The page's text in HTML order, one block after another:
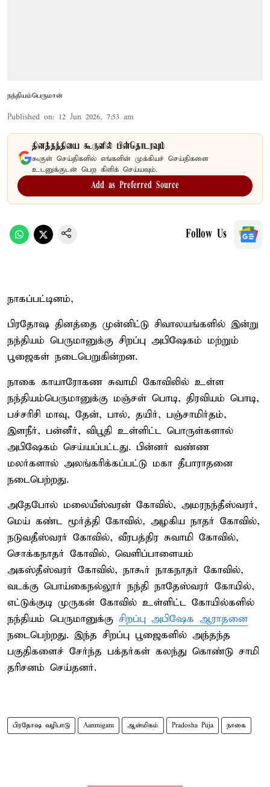
நந்தியம்பெருமான்
Published on: 12 Jun 2026, 7:53 am
தினத்தந்தியை கூகுளில் பின்தொடரவும்
கூகுள் செய்திகளில் எங்களின் முக்கியச் செய்திகளை
உடனுக்குடன் பெற கிளிக் செய்யவும்.
Add as Preferred Source
Follow Us
நாகப்பட்டினம்,
பிரதோஷ தினத்தை முன்னிட்டு சிவாலயங்களில் இன்று
நந்தியம் பெருமானுக்கு சிறப்பு அபிஷேகம் மற்றும்
பூஜைகள் நடைபெறுகின்றன.
நாகை காயாரோகண சுவாமி கோவிலில் உள்ள
நந்தியம்பெருமானுக்கு மஞ்சள் பொடி, திரவியம் பொடி,
பச்சரிசி மாவு, தேன், பால், தயிர், பஞ்சாமிர்தம்,
இளநீர், பன்னீர், விபூதி உள்ளிட்ட பொருள்களால்
அபிஷேகம் செய்யப்பட்டது. பின்னர் வண்ண
மலர்களால் அலங்கரிக்கப்பட்டு மகா தீபாராதனை
நடைபெற்றது.
அதேபோல் மலையீஸ்வரன் கோவில், அமரநந்தீஸ்வரர்,
மெய் கண்ட மூர்த்தி கோவில், அழகிய நாதர் கோவில்,
நடுவதீஸ்வரர் கோவில், வீரபத்திர சுவாமி கோவில்,
சொக்கநாதர் கோவில், வெளிப்பாளையம்
அகஸ்தீஸ்வரர் கோவில், நாகூர் நாகநாதர் கோவில்,
வடக்கு பொய்கைநல்லூர் நந்தி நாதேஸ்வரர் கோயில்,
எட்டுக்குடி முருகன் கோவில் உள்ளிட்ட கோயில்களில்
நந்தியம் பெருமானுக்கு சிறப்பு அபிஷேக ஆராதனை
நடைபெற்றது. இந்த சிறப்பு பூஜைகளில் அந்தந்த
பகுதிகளைச் சேர்ந்த பக்தர்கள் கலந்து கொண்டு சாமி
தரிசனம் செய்தனர்.
பிரதோஷ வழிபாடு Aanmigam ஆன்மிகம் Pradosha Puja நாகை